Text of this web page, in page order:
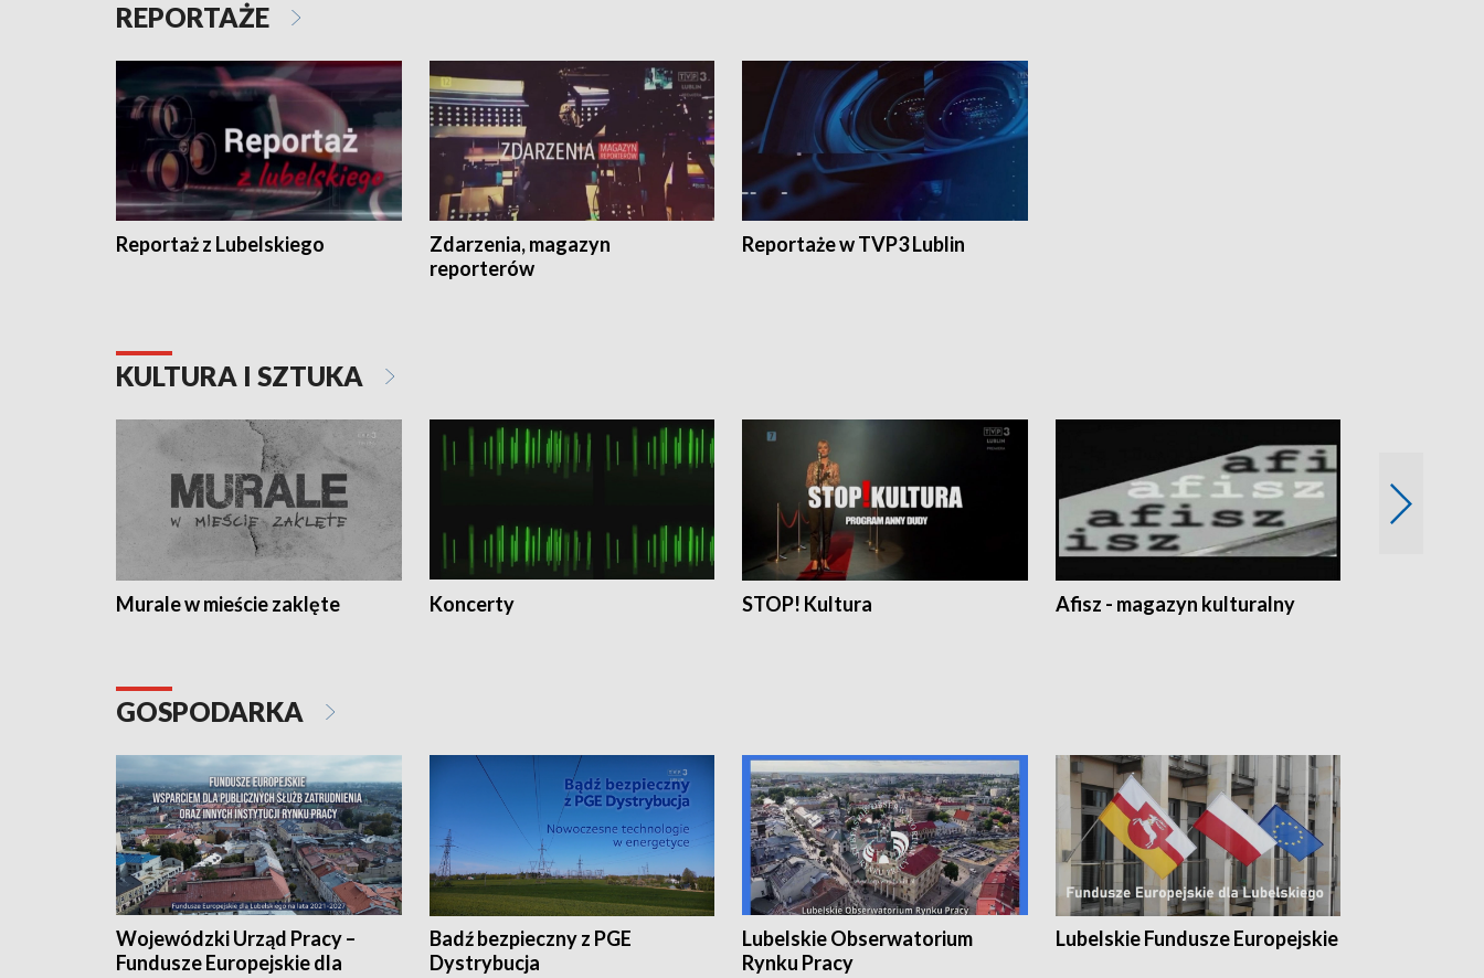
REPORTAŻE
Reportaż z Lubelskiego
Zdarzenia, magazyn
reporterów
Reportaże w TVP3 Lublin
KULTURA I SZTUKA
Murale w mieście zaklęte Koncerty STOP! Kultura Afisz - magazyn kulturalny
GOSPODARKA
Wojewódzki Urząd Pracy –
Fundusze Europejskie dla
Badź bezpieczny z PGE
Dystrybucja
Lubelskie Obserwatorium
Rynku Pracy
Lubelskie Fundusze Europejskie